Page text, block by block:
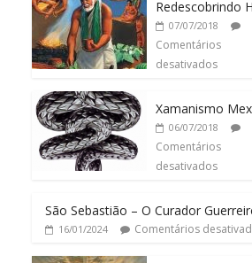
Redescobrindo
07/07/2018
Comentários
desativados
Xamanismo
06/07/2018
Comentários
desativados
São Sebastião – O Curador
16/01/2024 Comentários